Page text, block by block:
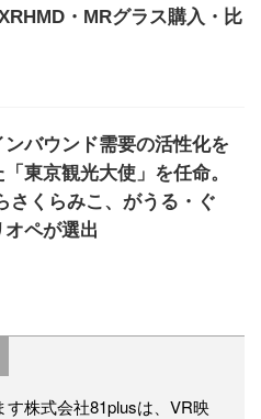
・MRグラス購入・比
バウンド需要の活性化を
「東京観光大使」を任命。
さくらみこ、がうる・ぐ
オペが選出
す株式会社81plusは、VR映